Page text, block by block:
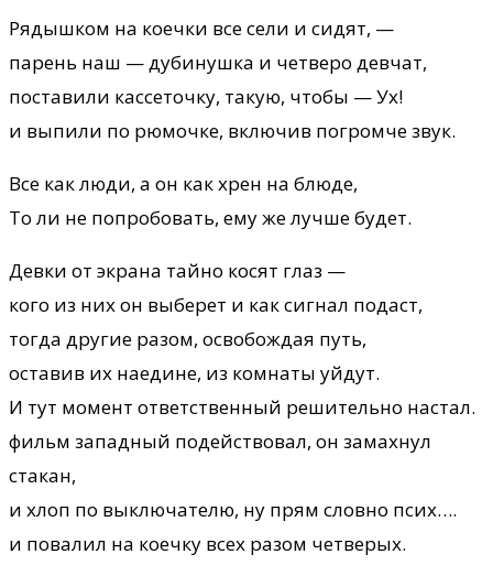
Рядышком на коечки все сели и сидят, —
парень наш — дубинушка и четверо девчат,
поставили кассеточку, такую, чтобы — Ух!
и выпили по рюмочке, включив погромче звук.
Все как люди, а он как хрен на блюде,
То ли не попробовать, ему же лучше будет.
Девки от экрана тайно косят глаз —
кого из них он выберет и как сигнал подаст,
тогда другие разом, освобождая путь,
оставив их наедине, из комнаты уйдут.
И тут момент ответственный решительно настал.
фильм западный подействовал, он замахнул
стакан,
и хлоп по выключателю, ну прям словно псих….
и повалил на коечку всех разом четверых.